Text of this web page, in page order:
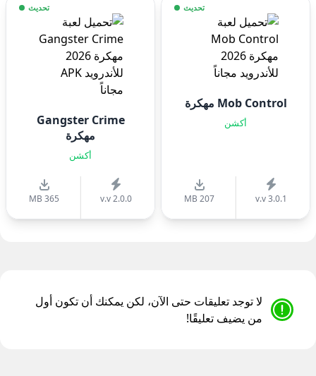
تحديث
Mob Control مهكرة
أكشن
v.v 3.0.1
207 MB
تحديث
Gangster Crime
مهكرة
أكشن
v.v 2.0.0
365 MB
لا توجد تعليقات حتى الآن، لكن يمكنك أن تكون أول
من يضيف تعليقًا!